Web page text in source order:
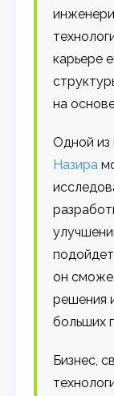
карьере
на
Одной из
Назира
он
решения
больших
Бизнес,